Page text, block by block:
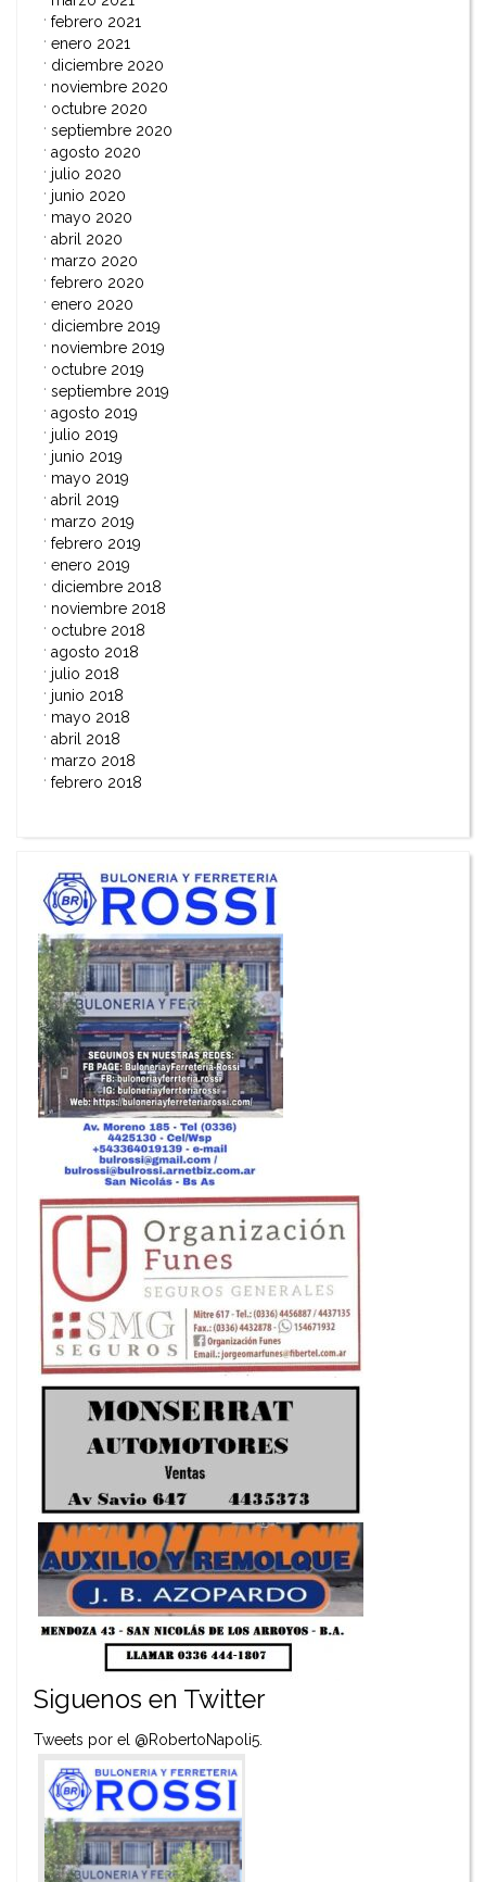
febrero 2021
enero 2021
diciembre 2020
noviembre 2020
octubre 2020
septiembre 2020
agosto 2020
julio 2020
junio 2020
mayo 2020
abril 2020
marzo 2020
febrero 2020
enero 2020
diciembre 2019
noviembre 2019
octubre 2019
septiembre 2019
agosto 2019
julio 2019
junio 2019
mayo 2019
abril 2019
marzo 2019
febrero 2019
enero 2019
diciembre 2018
noviembre 2018
octubre 2018
agosto 2018
julio 2018
junio 2018
mayo 2018
abril 2018
marzo 2018
febrero 2018
Siguenos en Twitter
Tweets por el @RobertoNapoli5.